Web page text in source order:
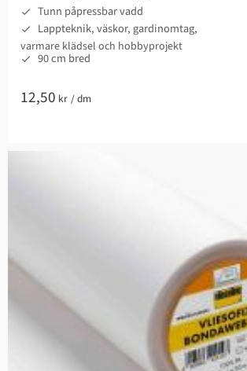
Tunn påpressbar vadd
Lappteknik, väskor, gardinomtag,
varmare klädsel och hobbyprojekt
90 cm bred
12,50 kr /dm